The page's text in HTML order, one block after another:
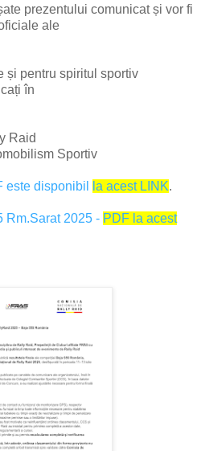
prezentului comunicat și vor fi
ale
și pentru spiritul sportiv
în
Raid
Sportiv
este disponibil la acest LINK.
Rm.Sarat 2025 - PDF la acest